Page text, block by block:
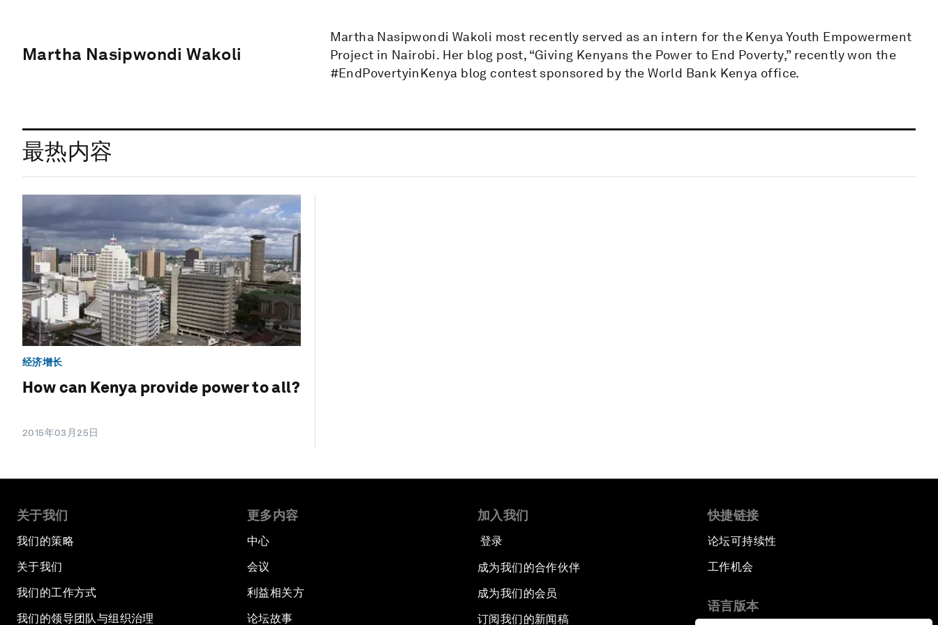
Martha Nasipwondi Wakoli
Martha Nasipwondi Wakoli most recently served as an intern for the Kenya Youth Empowerment
Project in Nairobi. Her blog post, “Giving Kenyans the Power to End Poverty,” recently won the
#EndPovertyinKenya blog contest sponsored by the World Bank Kenya office.
最热内容
经济增长
How can Kenya provide power to all?
2015年03月25日
关于我们
我们的策略
关于我们
我们的工作方式
我们的领导团队与组织治理
更多内容
中心
会议
利益相关方
论坛故事
加入我们
登录
成为我们的合作伙伴
成为我们的会员
订阅我们的新闻稿
快捷链接
论坛可持续性
工作机会
语言版本